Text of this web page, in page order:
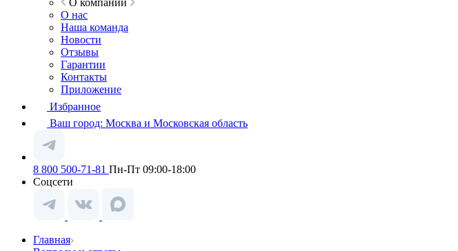
О компании
О нас
Наша команда
Новости
Отзывы
Гарантии
Контакты
Приложение
Избранное
Ваш город: Москва и Московская область
8 800 500-71-81 Пн-Пт 09:00-18:00
Соцсети
Главная